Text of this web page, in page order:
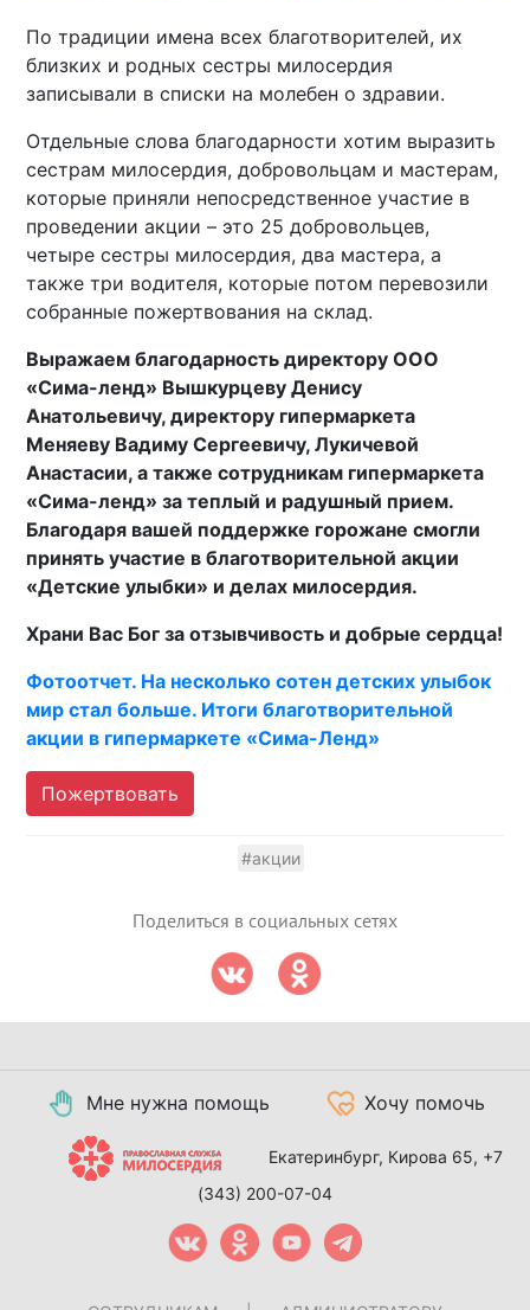
По традиции имена всех благотворителей, их
близких и родных сестры милосердия
записывали в списки на молебен о здравии.
Отдельные слова благодарности хотим выразить
сестрам милосердия, добровольцам и мастерам,
которые приняли непосредственное участие в
проведении акции – это 25 добровольцев,
четыре сестры милосердия, два мастера, а
также три водителя, которые потом перевозили
собранные пожертвования на склад.
Выражаем благодарность директору ООО
«Сима-ленд» Вышкурцеву Денису
Анатольевичу, директору гипермаркета
Меняеву Вадиму Сергеевичу, Лукичевой
Анастасии, а также сотрудникам гипермаркета
«Сима-ленд» за теплый и радушный прием.
Благодаря вашей поддержке горожане смогли
принять участие в благотворительной акции
«Детские улыбки» и делах милосердия.
Храни Вас Бог за отзывчивость и добрые сердца!
Фотоотчет. На несколько сотен детских улыбок
мир стал больше. Итоги благотворительной
акции в гипермаркете «Сима-Ленд»
Пожертвовать
#акции
Поделиться в социальных сетях
Мне нужна помощь Хочу помочь
Екатеринбург, Кирова 65, +7
(343) 200-07-04